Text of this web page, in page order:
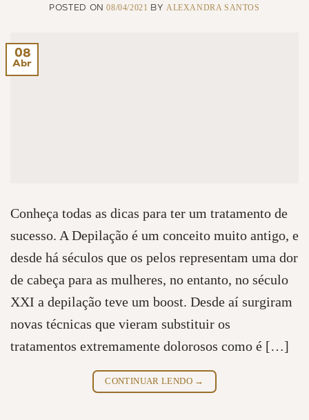
POSTED ON08/04/2021 BY ALEXANDRA SANTOS
08
Abr
Conheça todas as dicas para ter um tratamento de
sucesso. A Depilação é um conceito muito antigo, e
desde há séculos que os pelos representam uma dor
de cabeça para as mulheres, no entanto, no século
XXI a depilação teve um boost. Desde aí surgiram
novas técnicas que vieram substituir os
tratamentos extremamente dolorosos como é […]
CONTINUAR LENDO →